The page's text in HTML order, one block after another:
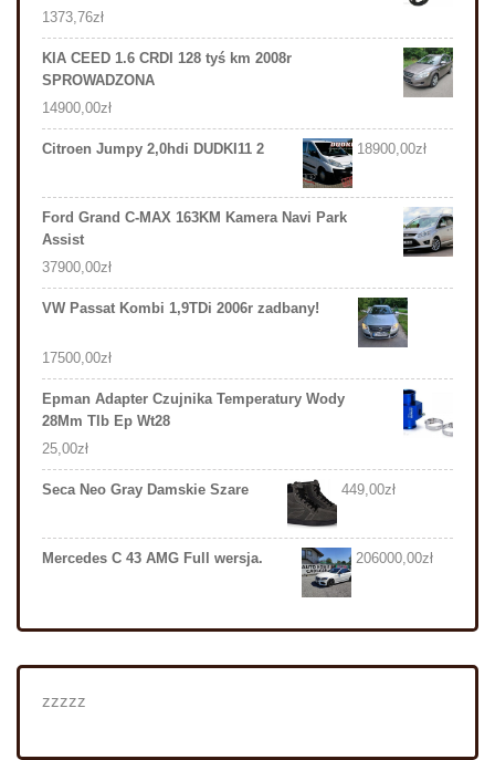
1373,76zł
KIA CEED 1.6 CRDI 128 tyś km 2008r
SPROWADZONA
14900,00zł
Citroen Jumpy 2,0hdi DUDKI11 2 18900,00zł
Ford Grand C-MAX 163KM Kamera Navi Park
Assist
37900,00zł
VW Passat Kombi 1,9TDi 2006r zadbany!
17500,00zł
Epman Adapter Czujnika Temperatury Wody
28Mm Tlb Ep Wt28
25,00zł
Seca Neo Gray Damskie Szare 449,00zł
Mercedes C 43 AMG Full wersja. 206000,00zł
zzzzz